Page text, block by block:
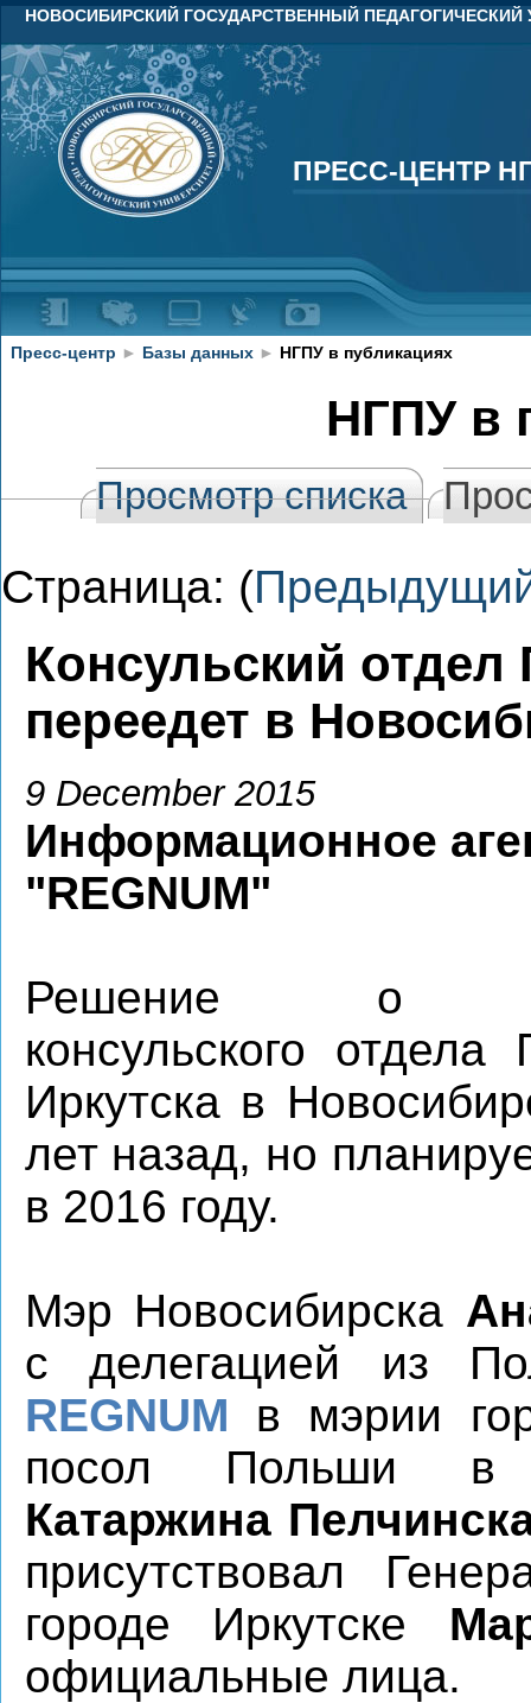
НОВОСИБИРСКИЙ ГОСУДАРСТВЕННЫЙ ПЕДАГОГИЧЕСКИЙ
ПРЕСС-ЦЕНТР
ПРЕСС-ЦЕНТР
Пресс-центр ► Базы данных ► НГПУ в публикациях
НГПУ в
Просмотр списка
Страница: (
Консульский
переедет в
9 December 2015
Информационное
"REGNUM"
Решение о
консульского
Иркутска в
лет назад, но
в 2016 году.
Мэр Новосибирска
с делегацией из
REGNUM в мэрии
посол Польши в
Катаржина
присутствовал
городе Иркутске
официальные лица.